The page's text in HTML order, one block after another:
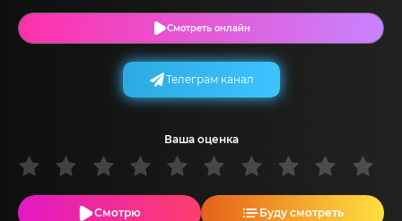
Смотреть онлайн
Ваша оценка
Смотрю Буду смотреть
Телеграм канал